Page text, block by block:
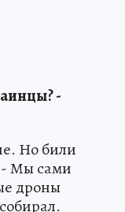
-
Но били
- Мы сами
дроны